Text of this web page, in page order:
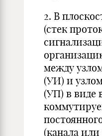
2. В
(стек
между
(УИ) и
(УП) в виде
(канала или